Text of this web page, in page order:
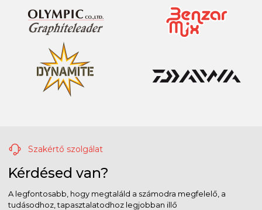
Szakértő szolgálat
Kérdésed van?
A legfontosabb, hogy megtaláld a számodra megfelelő, a
tudásodhoz, tapasztalatodhoz legjobban illő